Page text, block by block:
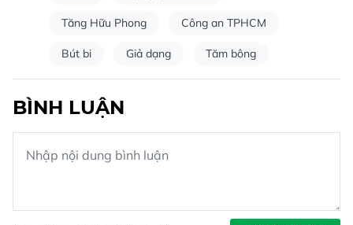
Tăng Hữu Phong Công an TPHCM
Bút bi Giả dạng Tăm bông
BÌNH LUẬN